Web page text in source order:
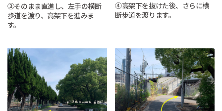
③そのまま直進し、左手の横断
歩道を渡り、高架下を進みま
す。
④高架下を抜けた後、さらに横
断歩道を渡ります。